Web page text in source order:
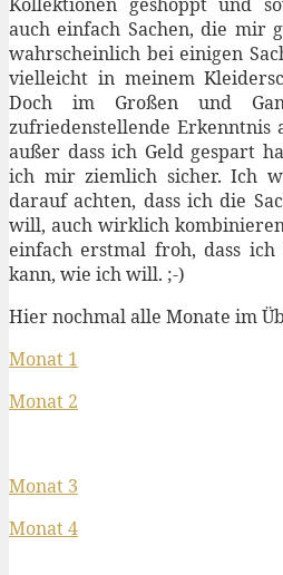
auch einfach Sachen, die mir
wahrscheinlich bei einigen
vielleicht in meinem
Doch im Großen und
zufriedenstellende Erkenntnis
außer dass ich Geld gespart
ich mir ziemlich sicher. Ich
darauf achten, dass ich die
will, auch wirklich
einfach erstmal froh, dass
kann, wie ich will. ;-)
Hier nochmal alle Monate im
Monat 1
Monat 2
Monat 3
Monat 4